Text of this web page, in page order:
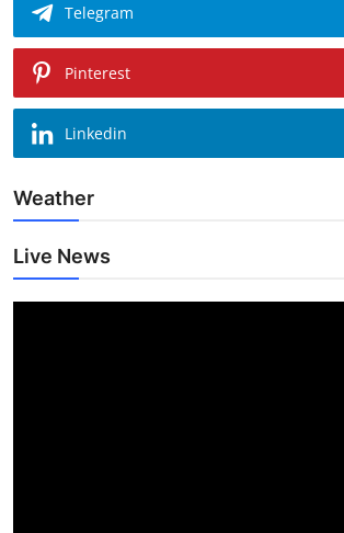
Telegram
Pinterest
Linkedin
Weather
Live News